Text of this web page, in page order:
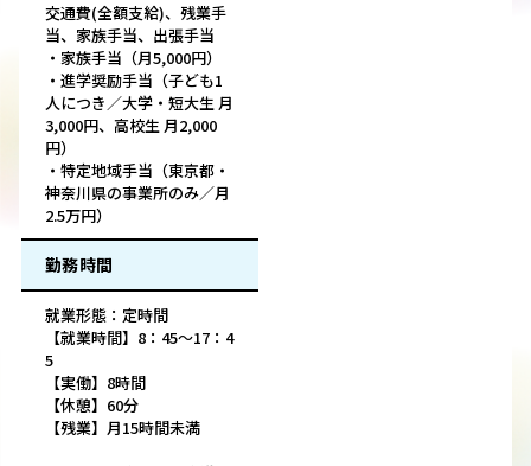
交通費(全額支給)、残業手
当、家族手当、出張手当
・家族手当（月5,000円）
・進学奨励手当（子ども1
人につき／大学・短大生 月
3,000円、高校生 月2,000
円）
・特定地域手当（東京都・
神奈川県の事業所のみ／月
2.5万円）
勤務時間
就業形態：定時間
【就業時間】8：45～17：4
5
【実働】8時間
【休憩】60分
【残業】月15時間未満